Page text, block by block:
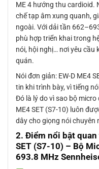
ME 4 hướng thu cardioid.
chế tạp âm xung quanh,
ngoài. Với dải tần
phù hợp triển khai trong
nói, hội nghị… nơi yêu cầu
quán.
Nói đơn giản: EW-D ME4
tin khi trình bày, vì tiếng
Đó là lý do vì sao bộ micro
ME4 SET (S7-10) luôn
dây cho giọng nói chuyên
2. Điểm nổi bật quan
SET (S7-10) – Bộ
693.8 MHz